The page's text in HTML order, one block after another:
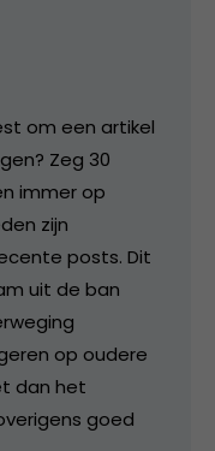
om een artikel
Zeg 30
immer op
zijn
posts. Dit
uit de ban
op oudere
dan het
goed